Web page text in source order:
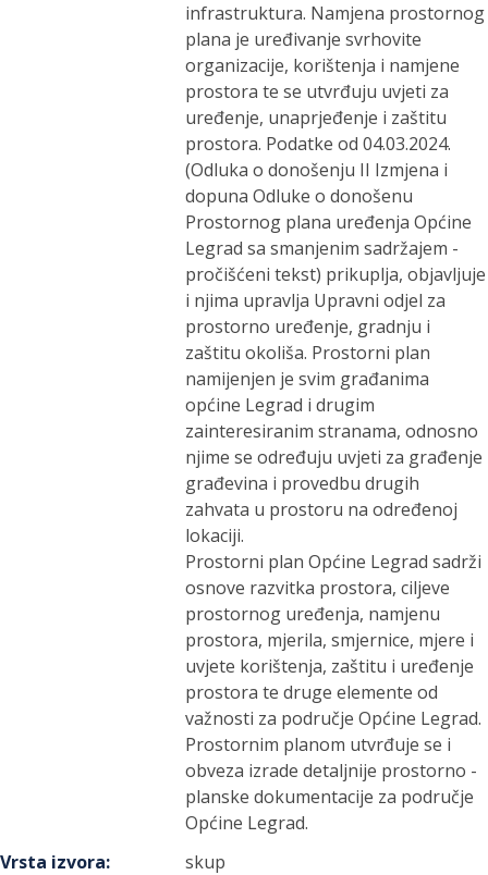
infrastruktura. Namjena prostornog
plana je uređivanje svrhovite
organizacije, korištenja i namjene
prostora te se utvrđuju uvjeti za
uređenje, unaprjeđenje i zaštitu
prostora. Podatke od 04.03.2024.
(Odluka o donošenju II Izmjena i
dopuna Odluke o donošenu
Prostornog plana uređenja Općine
Legrad sa smanjenim sadržajem -
pročišćeni tekst) prikuplja, objavljuje
i njima upravlja Upravni odjel za
prostorno uređenje, gradnju i
zaštitu okoliša. Prostorni plan
namijenjen je svim građanima
općine Legrad i drugim
zainteresiranim stranama, odnosno
njime se određuju uvjeti za građenje
građevina i provedbu drugih
zahvata u prostoru na određenoj
lokaciji.
Prostorni plan Općine Legrad sadrži
osnove razvitka prostora, ciljeve
prostornog uređenja, namjenu
prostora, mjerila, smjernice, mjere i
uvjete korištenja, zaštitu i uređenje
prostora te druge elemente od
važnosti za područje Općine Legrad.
Prostornim planom utvrđuje se i
obveza izrade detaljnije prostorno -
planske dokumentacije za područje
Općine Legrad.
Vrsta izvora:
skup